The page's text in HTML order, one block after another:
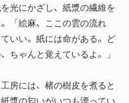
光にかざし、紙漿の繊維を
「絵麻、ここの雲の流れ
いい。紙には命がある。ど
ちゃんと覚えているよ。」
房には、楮の樹皮を煮ると
漿の匂いがいつも漂ってい